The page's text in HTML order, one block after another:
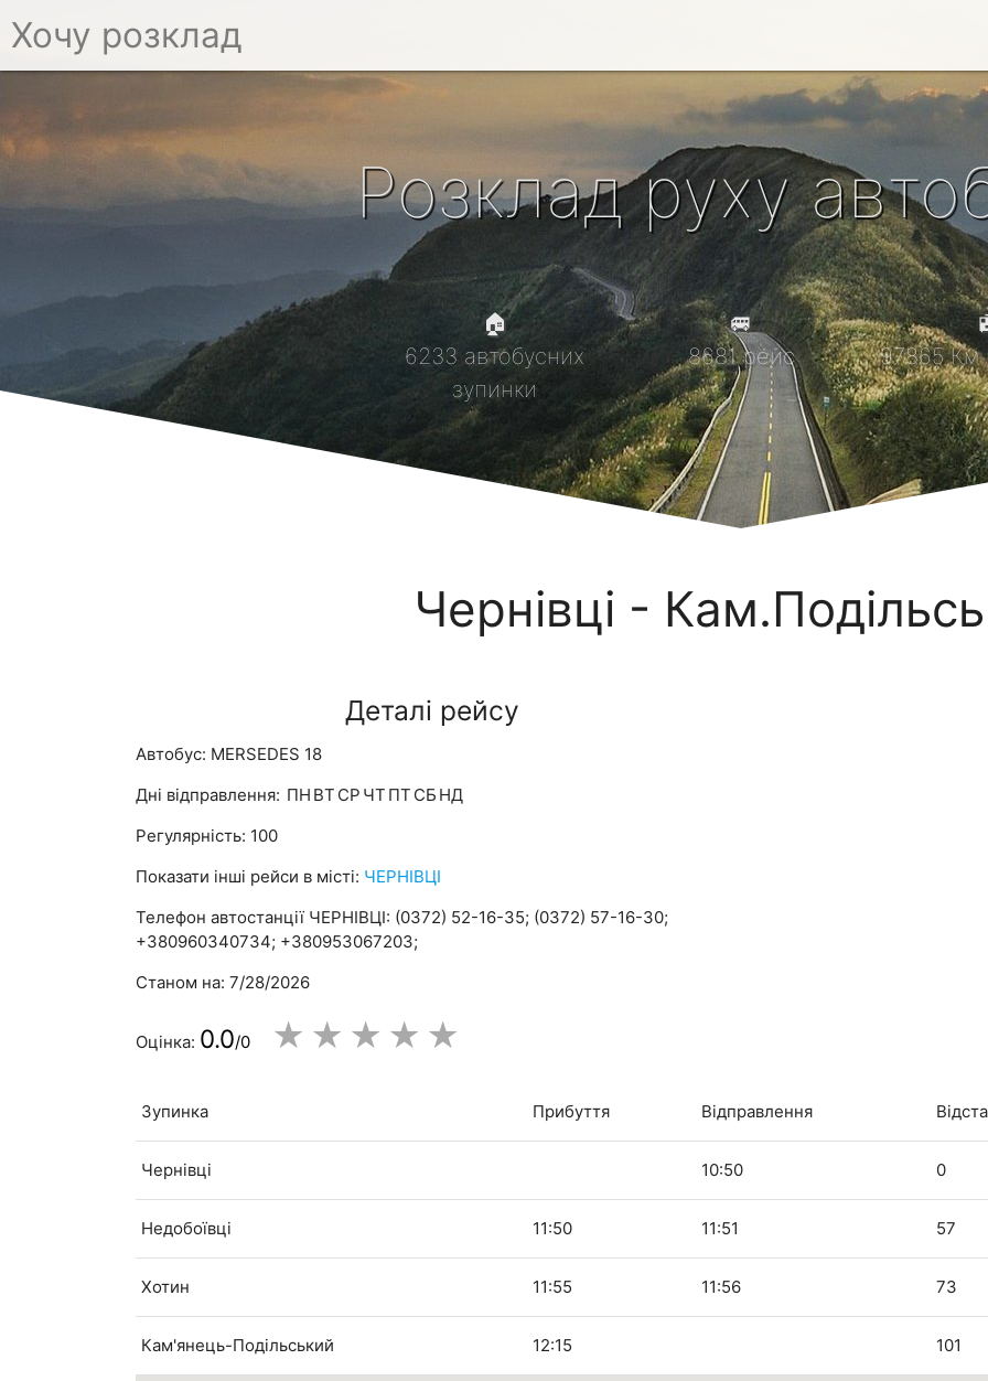
Хочу розклад
Розклад руху
🏠
6233 автобусних
зупинки
🚐
8681 рейс
97865 Км
Чернівці -
Деталі рейсу
Автобус: MERSEDES 18
Дні відправлення: ПН ВТ СР ЧТ ПТ СБ НД
Регулярність: 100
Показати інші рейси в місті: ЧЕРНІВЦІ
Телефон автостанції ЧЕРНІВЦІ: (0372) 52-16-35; (0372) 57-16-30;
+380960340734; +380953067203;
Станом на: 7/28/2026
Оцінка: 0.0/0 ★ ★ ★ ★ ★
Зупинка Прибуття Відправлення
Чернівці 10:50 0
Недобоївці 11:50 11:51 57
Хотин 11:55 11:56 73
Кам'янець-Подільський 12:15 101